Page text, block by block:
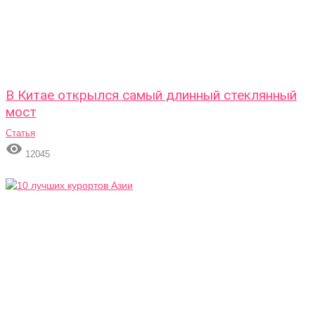
В Китае открылся самый длинный стеклянный
мост
Статья
 12045